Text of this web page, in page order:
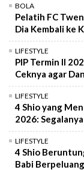
BOLA
Pelatih FC
Dia Kembali ke
LIFESTYLE
PIP Termin II
Ceknya agar
LIFESTYLE
4 Shio yang
2026:
LIFESTYLE
4 Shio
Babi